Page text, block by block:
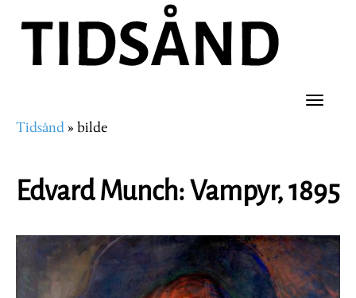
hovedinnhold
Toggle
Navigasjonssti
Tidsånd bilde
Edvard Munch: Vampyr, 1895
Image